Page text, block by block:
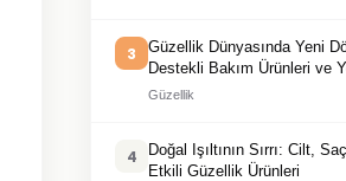
3
Güzellik Dünyasında Yeni
Destekli Bakım Ürünleri ve
Güzellik
4
Doğal Işıltının Sırrı: Cilt,
Etkili Güzellik Ürünleri